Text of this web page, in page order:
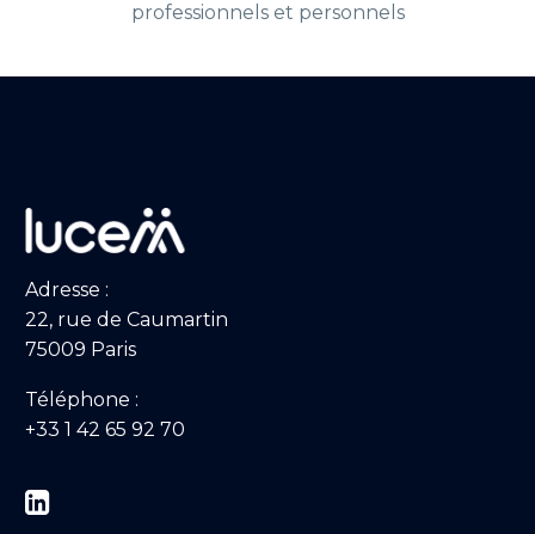
professionnels et personnels
Adresse :
22, rue de Caumartin
75009 Paris
Téléphone :
+33 1 42 65 92 70

